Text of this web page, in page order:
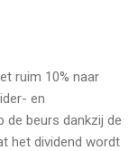
ruim 10% naar
en
beurs dankzij de
het dividend wordt